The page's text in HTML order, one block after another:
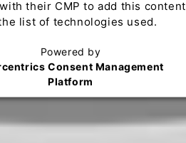
their CMP to add this content
list of technologies used.
Powered by
Consent Management
Platform